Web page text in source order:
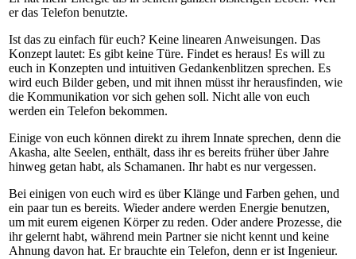
er das Telefon benutzte.
Ist das zu einfach für euch? Keine linearen Anweisungen. Das
Konzept lautet: Es gibt keine Türe. Findet es heraus! Es will zu
euch in Konzepten und intuitiven Gedankenblitzen sprechen. Es
wird euch Bilder geben, und mit ihnen müsst ihr herausfinden, wie
die Kommunikation vor sich gehen soll. Nicht alle von euch
werden ein Telefon bekommen.
Einige von euch können direkt zu ihrem Innate sprechen, denn die
Akasha, alte Seelen, enthält, dass ihr es bereits früher über Jahre
hinweg getan habt, als Schamanen. Ihr habt es nur vergessen.
Bei einigen von euch wird es über Klänge und Farben gehen, und
ein paar tun es bereits. Wieder andere werden Energie benutzen,
um mit eurem eigenen Körper zu reden. Oder andere Prozesse, die
ihr gelernt habt, während mein Partner sie nicht kennt und keine
Ahnung davon hat. Er brauchte ein Telefon, denn er ist Ingenieur.